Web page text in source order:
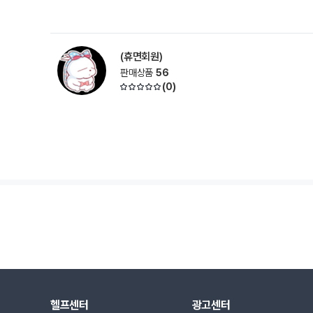
(휴면회원)
판매상품 56
(0)
헬프센터 광고센터